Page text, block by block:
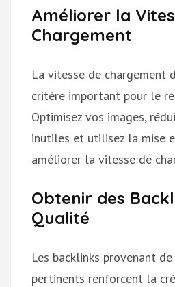
Améliorer la
Chargement
La vitesse de chargement
critère important pour le
Optimisez vos images,
inutiles et utilisez la mise
améliorer la vitesse de
Obtenir des
Qualité
Les backlinks provenant
pertinents renforcent la